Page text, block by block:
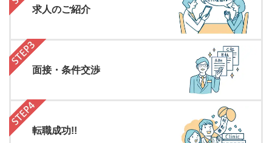
求人のご紹介
面接・条件交渉
転職成功!!